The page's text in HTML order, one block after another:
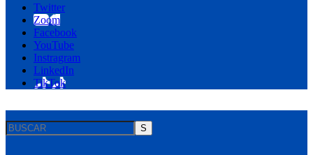
Twitter
Zoom
Facebook
YouTube
Instragram
LinkedIn
TikTok
S